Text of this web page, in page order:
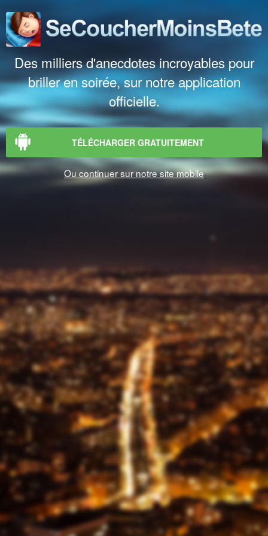
Des milliers d'anecdotes incroyables pour
briller en soirée, sur notre application
officielle.
TÉLÉCHARGER GRATUITEMENT
Ou continuer sur notre site mobile